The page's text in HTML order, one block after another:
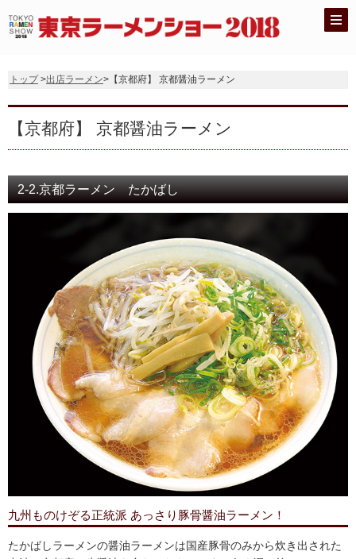
トップ>出店ラーメン>【京都府】 京都醤油ラーメン
【京都府】 京都醤油ラーメン
2-2.京都ラーメン たかばし
九州ものけぞる正統派 あっさり豚骨醤油ラーメン！
たかばしラーメンの醤油ラーメンは国産豚骨のみから炊き出された